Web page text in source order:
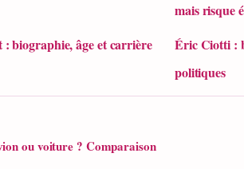
mais risque
biographie, âge et carrière
Éric Ciotti :
politiques
ou voiture ? Comparaison